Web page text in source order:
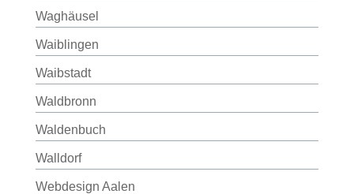
Waghäusel
Waiblingen
Waibstadt
Waldbronn
Waldenbuch
Walldorf
Webdesign Aalen